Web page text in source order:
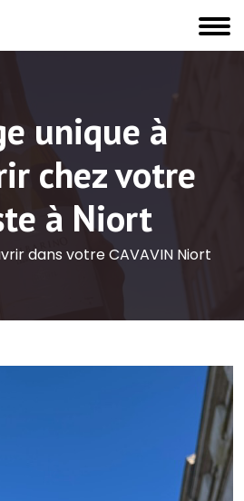
unique à
chez votre
à Niort
dans votre CAVAVIN Niort